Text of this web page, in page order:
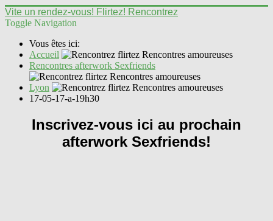
Vite un rendez-vous! Flirtez! Rencontrez
Toggle Navigation
Vous êtes ici:
Accueil
Rencontres afterwork Sexfriends
Lyon
17-05-17-a-19h30
Inscrivez-vous ici au prochain
afterwork Sexfriends!